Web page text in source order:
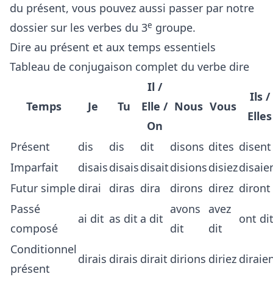
du présent, vous pouvez aussi passer par notre
dossier sur les verbes du 3e groupe.
Dire au présent et aux temps essentiels
Tableau de conjugaison complet du verbe dire
Temps Je Tu
Il /
Elle /
On
Nous Vous
Ils /
Elles
Présent dis dis dit disons dites disent
Imparfait
disaisdisaisdisaitdisionsdisiez
Futur simple dirai diras dira dirons direz diront
Passé
composé
ai dit as dit a dit
avons
dit
avez
dit
ont dit
Conditionnel
présent
dirais dirais dirait dirions diriez